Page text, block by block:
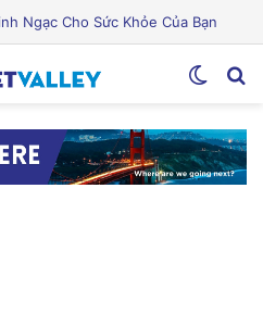
Cán bộ Việt Nam bị tố cáo tấn công tình dục hai nữ phục vụ tại New Zealand trước chuyến thăm của Thủ tướng Chính